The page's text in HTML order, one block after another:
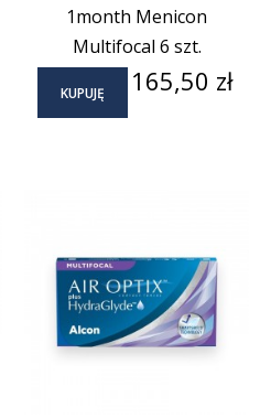
1month Menicon
Multifocal 6 szt.
KUPUJĘ Cena
165,50 zł